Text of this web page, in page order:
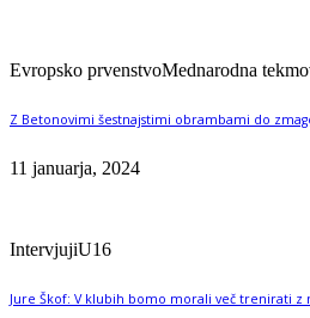
Evropsko prvenstvoMednarodna
Z Betonovimi šestnajstimi obrambami do
11 januarja, 2024
IntervjujiU16
Jure Škof: V klubih bomo morali več trenirati z